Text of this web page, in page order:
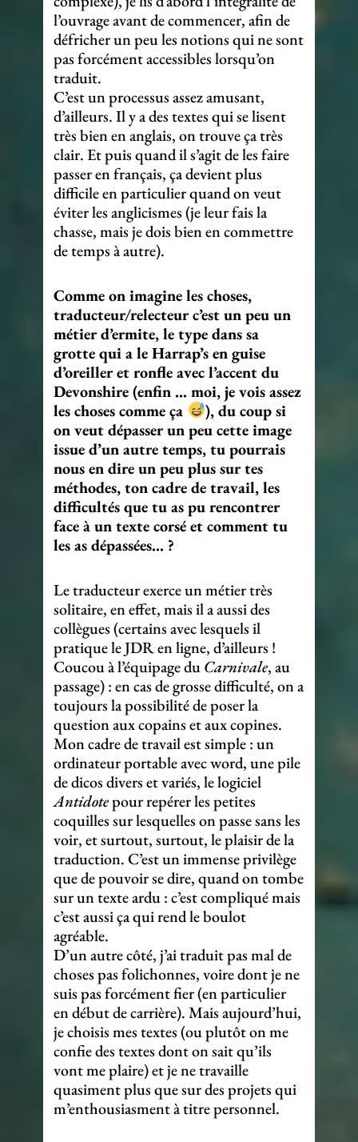
l’ouvrage avant de commencer, afin de
défricher un peu les notions qui ne sont
pas forcément accessibles lorsqu’on
traduit.
C’est un processus assez amusant,
d’ailleurs. Il y a des textes qui se lisent
très bien en anglais, on trouve ça très
clair. Et puis quand il s’agit de les faire
passer en français, ça devient plus
difficile en particulier quand on veut
éviter les anglicismes (je leur fais la
chasse, mais je dois bien en commettre
de temps à autre).
Comme on imagine les choses,
traducteur/relecteur c’est un peu un
métier d’ermite, le type dans sa
grotte qui a le Harrap’s en guise
d’oreiller et ronfle avec l’accent du
Devonshire (enfin … moi, je vois assez
les choses comme ça
), du coup si
on veut dépasser un peu cette image
issue d’un autre temps, tu pourrais
nous en dire un peu plus sur tes
méthodes, ton cadre de travail, les
difficultés que tu as pu rencontrer
face à un texte corsé et comment tu
les as dépassées… ?
Le traducteur exerce un métier très
solitaire, en effet, mais il a aussi des
collègues (certains avec lesquels il
pratique le JDR en ligne, d’ailleurs !
Coucou à l’équipage duCarnivale, au
passage) : en cas de grosse difficulté, on a
toujours la possibilité de poser la
question aux copains et aux copines.
Mon cadre de travail est simple : un
ordinateur portable avec word, une pile
de dicos divers et variés, le logiciel
Antidotepour repérer les petites
coquilles sur lesquelles on passe sans les
voir, et surtout, surtout, le plaisir de la
traduction. C’est un immense privilège
que de pouvoir se dire, quand on tombe
sur un texte ardu : c’est compliqué mais
c’est aussi ça qui rend le boulot
agréable.
D’un autre côté, j’ai traduit pas mal de
choses pas folichonnes, voire dont je ne
suis pas forcément fier (en particulier
en début de carrière). Mais aujourd’hui,
je choisis mes textes (ou plutôt on me
confie des textes dont on sait qu’ils
vont me plaire) et je ne travaille
quasiment plus que sur des projets qui
m’enthousiasment à titre personnel.